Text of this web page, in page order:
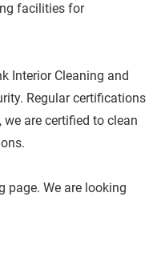
facilities for
Interior Cleaning and
Regular certifications
are certified to clean
page. We are looking